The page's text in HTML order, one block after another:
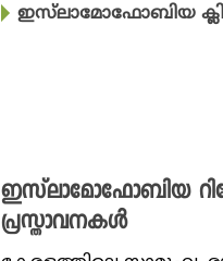
ഇസ്‌ലാമോഫോബിയ
ഇസ്‌ലാമോഫോബിയ
പ്രസ്താവനകൾ